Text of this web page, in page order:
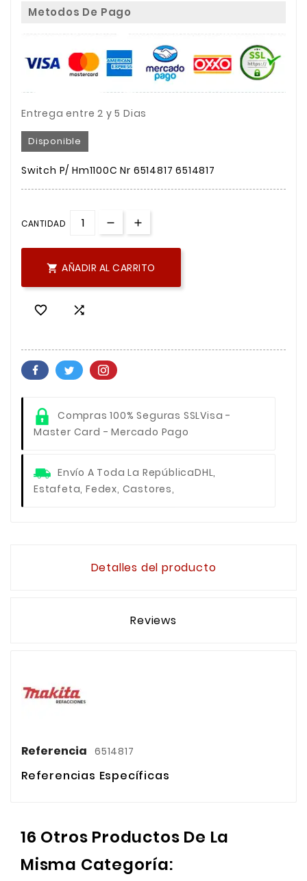
Metodos De Pago
Entrega entre 2 y 5 Dias
Disponible
Switch P/ Hm1100C Nr 6514817 6514817
CANTIDAD
 AÑADIR AL CARRITO
 
Compras 100% Seguras SSLVisa -
Master Card - Mercado Pago
Envío A Toda La RepúblicaDHL,
Estafeta, Fedex, Castores,
Detalles del producto
Reviews
Referencia 6514817
Referencias Específicas
16 Otros Productos De La
Misma Categoría: